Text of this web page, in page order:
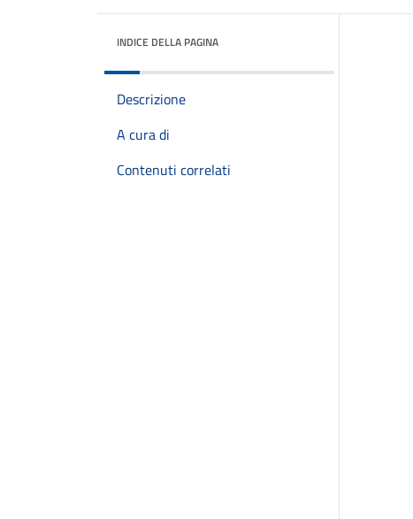
INDICE DELLA PAGINA
Descrizione
A cura di
Contenuti correlati